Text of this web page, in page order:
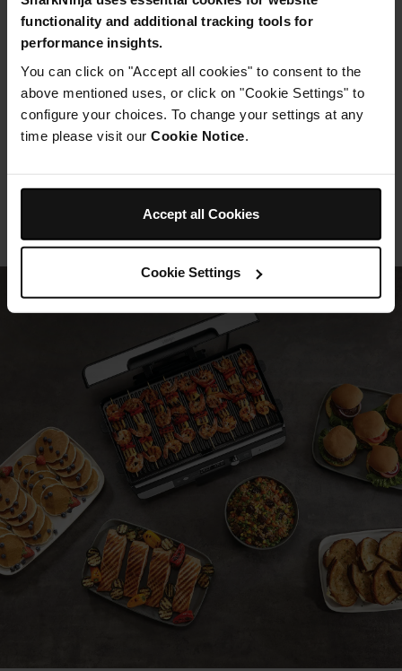
functionality and additional tracking tools for
performance insights.
You can click on "Accept all cookies" to consent to the
above mentioned uses, or click on "Cookie Settings" to
configure your choices. To change your settings at any
time please visit our Cookie Notice
Accept all Cookies
Cookie Settings
grill ?
La cuisson au grill est-elle saine ?